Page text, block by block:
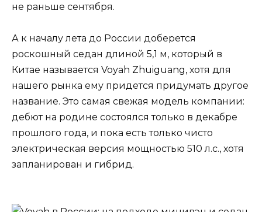
не раньше сентября.
А к началу лета до России доберется
роскошный седан длиной 5,1 м, который в
Китае называется Voyah Zhuiguang, хотя для
нашего рынка ему придется придумать другое
название. Это самая свежая модель компании:
дебют на родине состоялся только в декабре
прошлого года, и пока есть только чисто
электрическая версия мощностью 510 л.с., хотя
запланирован и гибрид.